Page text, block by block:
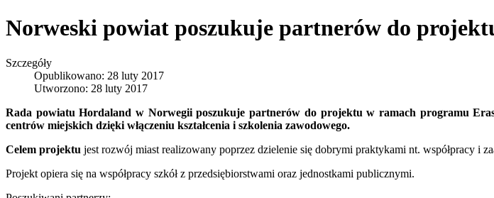
Norweski powiat poszukuje partnerów do
Szczegóły
Opublikowano: 28 luty 2017
Utworzono: 28 luty 2017
Rada powiatu Hordaland w Norwegii poszukuje partnerów do projektu w ramach programu
centrów miejskich dzięki włączeniu kształcenia i szkolenia zawodowego.
Celem projektu jest rozwój miast realizowany poprzez dzielenie się dobrymi praktykami nt. współpracy i
Projekt opiera się na współpracy szkół z przedsiębiorstwami oraz jednostkami publicznymi.